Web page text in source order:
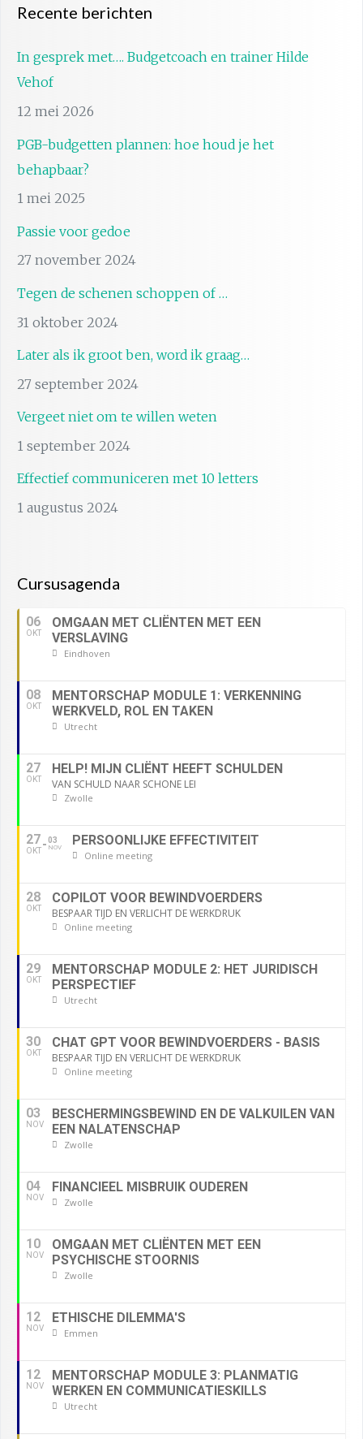
Recente berichten
In gesprek met…. Budgetcoach en trainer Hilde
Vehof
12 mei 2026
PGB-budgetten plannen: hoe houd je het
behapbaar?
1 mei 2025
Passie voor gedoe
27 november 2024
Tegen de schenen schoppen of …
31 oktober 2024
Later als ik groot ben, word ik graag…
27 september 2024
Vergeet niet om te willen weten
1 september 2024
Effectief communiceren met 10 letters
1 augustus 2024
Cursusagenda
06
OKT
OMGAAN MET CLIËNTEN MET EEN
VERSLAVING
Eindhoven
08
OKT
MENTORSCHAP MODULE 1: VERKENNING
WERKVELD, ROL EN TAKEN
Utrecht
27
OKT
HELP! MIJN CLIËNT HEEFT SCHULDEN
VAN SCHULD NAAR SCHONE LEI
Zwolle
27
OKT
03
NOV PERSOONLIJKE EFFECTIVITEIT
Online meeting
28
OKT
COPILOT VOOR BEWINDVOERDERS
BESPAAR TIJD EN VERLICHT DE WERKDRUK
Online meeting
29
OKT
MENTORSCHAP MODULE 2: HET JURIDISCH
PERSPECTIEF
Utrecht
30
OKT
CHAT GPT VOOR BEWINDVOERDERS - BASIS
BESPAAR TIJD EN VERLICHT DE WERKDRUK
Online meeting
03
NOV
BESCHERMINGSBEWIND EN DE VALKUILEN VAN
EEN NALATENSCHAP
Zwolle
04
NOV
FINANCIEEL MISBRUIK OUDEREN
Zwolle
10
NOV
OMGAAN MET CLIËNTEN MET EEN
PSYCHISCHE STOORNIS
Zwolle
12
NOV
ETHISCHE DILEMMA'S
Emmen
12
NOV
MENTORSCHAP MODULE 3: PLANMATIG
WERKEN EN COMMUNICATIESKILLS
Utrecht